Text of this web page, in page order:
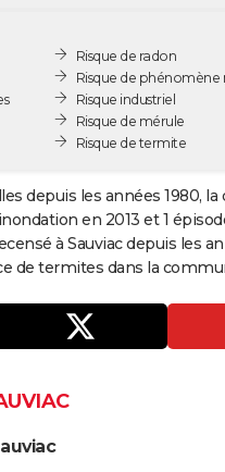
Risque de radon
Risque de
Risque industriel
Risque de mérule
Risque de termite
depuis les années 1980,
en 2013 et 1
à Sauviac depuis les
de termites dans la